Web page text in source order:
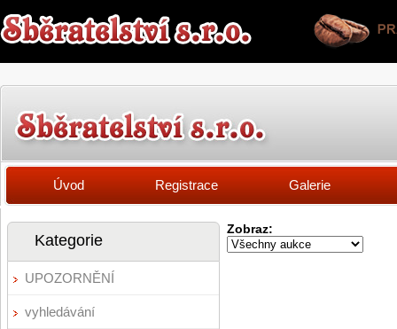
Úvod Registrace Galerie
Kategorie
UPOZORNĚNÍ
vyhledávání
Zobraz: